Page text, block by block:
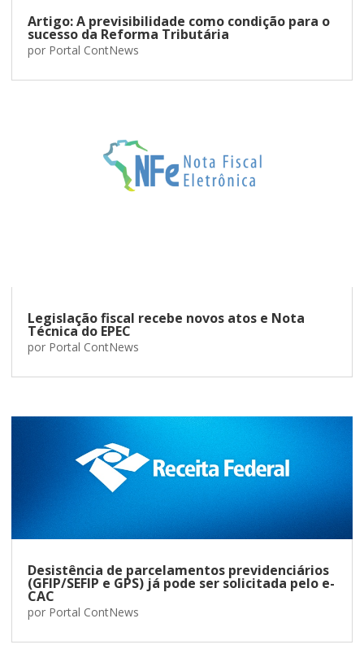
Artigo: A previsibilidade como condição para o
sucesso da Reforma Tributária
por Portal ContNews
Legislação fiscal recebe novos atos e Nota
Técnica do EPEC
por Portal ContNews
Desistência de parcelamentos previdenciários
(GFIP/SEFIP e GPS) já pode ser solicitada pelo e-
CAC
por Portal ContNews